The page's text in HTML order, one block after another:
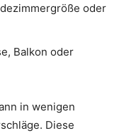
oder
Balkon oder
in wenigen
Diese